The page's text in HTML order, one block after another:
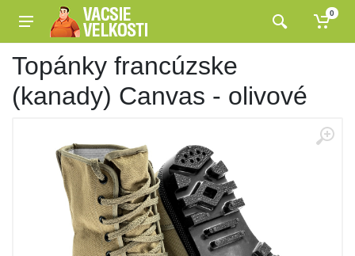
0
Topánky francúzske
(kanady) Canvas - olivové